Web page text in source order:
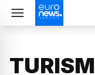
TURISM